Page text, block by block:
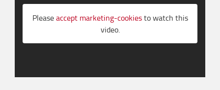
Pleaseaccept marketing-cookiesto watch this
video.